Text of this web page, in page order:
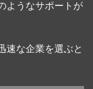
ようなサポートが
速な企業を選ぶと